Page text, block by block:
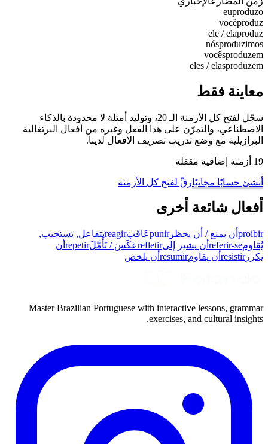
euproduzo
vocêproduz
ele / elaproduz
nósproduzimos
vocêsproduzem
eles / elasproduzem
معاينة فقط
سجّل لفتح كل الأزمنة الـ 20، وتوليد أمثلة لا محدودة بالذكاء
الاصطناعي، والتمرّن على هذا الفعل وغيره من أفعال البرتغالية
البرازيلية مع وضع تدريب تصريف الأفعال لدينا.
19 أزمنة إضافية مقفلة
أنشئ حسابًا مجانيًارقِّ لفتح كل الأزمنة
أفعال شائعة أخرى
proibir أن يمنع / أن يحظرpunirعَاقَبَreagirيَتفاعل, يَستجيب,
يُقاومreferir-se أن يشير إلىrefletirعَكَسَ / تَأَمَّلَrepetir أن
يكررresistir أن يقاومresumir أن يلخص
Master Brazilian Portuguese with interactive lessons, grammar
exercises, and cultural insights.